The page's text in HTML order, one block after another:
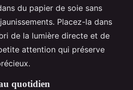
du papier de soie sans
Placez-la dans
de la lumière directe et de
attention qui préserve
quotidien